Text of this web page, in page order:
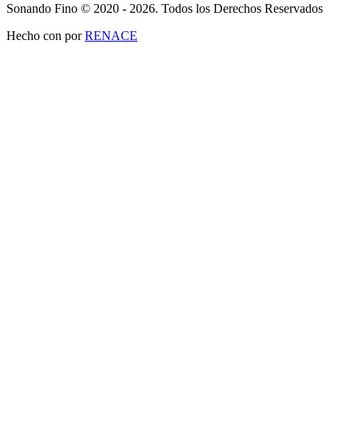
Sonando Fino © 2020 - 2026. Todos los Derechos Reservados
Hecho con porRENACE